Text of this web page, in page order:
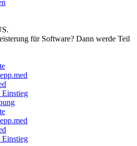
für Software? Dann werde Teil